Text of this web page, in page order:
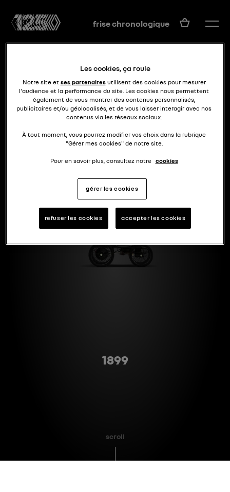
frise chronologique FR
Type A
TYPE B
1899
scroll
Les cookies, ça roule
Notre site et ses partenairesutilisent des cookies pour mesurer
l'audience et la performance du site. Les cookies nous permettent
également de vous montrer des contenus personnalisés,
publicitaires et/ou géolocalisés, et de vous laisser interagir avec nos
contenus via les réseaux sociaux.
À tout moment, vous pourrez modifier vos choix dans la rubrique
"Gérer mes cookies" de notre site.
Pour en savoir plus, consultez notre cookies
gérer les cookies
refuser les cookies accepter les cookies